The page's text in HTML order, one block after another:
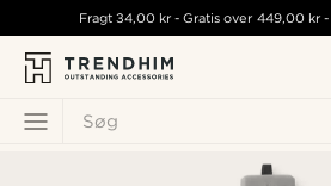
Søg
Fragt34,00 kr - Gratis over 449,00 kr-